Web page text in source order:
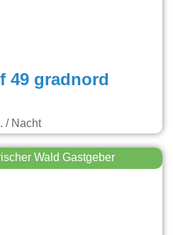
49 gradnord
/ Nacht
Wald Gastgeber